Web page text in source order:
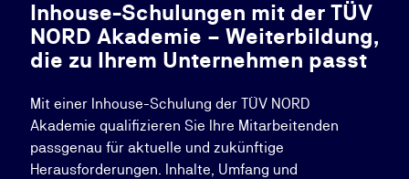
Inhouse-Schulungen mit der TÜV
NORD Akademie – Weiterbildung,
die zu Ihrem Unternehmen passt
Mit einer Inhouse-Schulung der TÜV NORD
Akademie qualifizieren Sie Ihre Mitarbeitenden
passgenau für aktuelle und zukünftige
Herausforderungen. Inhalte, Umfang und